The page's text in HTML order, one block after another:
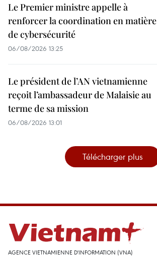
Le Premier ministre appelle à
renforcer la coordination en matière
de cybersécurité
06/08/2026 13:25
Le président de l’AN vietnamienne
reçoit l’ambassadeur de Malaisie au
terme de sa mission
06/08/2026 13:01
Télécharger plus
AGENCE VIETNAMIENNE D'INFORMATION (VNA)